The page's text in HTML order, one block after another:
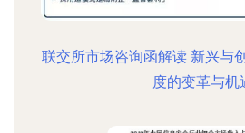
联交所市场咨询函解读 新兴与
度的变革与机